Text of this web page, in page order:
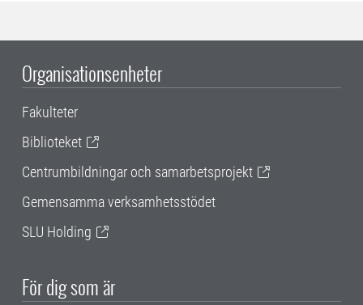
Organisationsenheter
Fakulteter
Biblioteket
Centrumbildningar och samarbetsprojekt
Gemensamma verksamhetsstödet
SLU Holding
För dig som är